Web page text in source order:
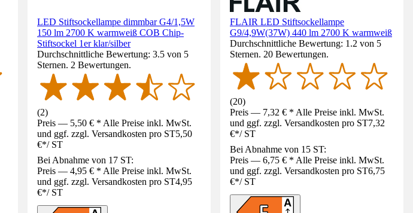
LED Stiftsockellampe dimmbar G4/1,5W
150 lm 2700 K warmweiß COB Chip-
Stiftsockel 1er klar/silber
Durchschnittliche Bewertung: 3.5 von 5
Sternen. 2 Bewertungen.
(2)
Preis — 5,50 € * Alle Preise inkl. MwSt.
und ggf. zzgl. Versandkosten pro ST5,50
€*/ ST
Bei Abnahme von 17 ST:
Preis — 4,95 € * Alle Preise inkl. MwSt.
und ggf. zzgl. Versandkosten pro ST4,95
€*/ ST
FLAIR LED Stiftsockellampe
G9/4,9W(37W) 440 lm 2700 K warmweiß
Durchschnittliche Bewertung: 1.2 von 5
Sternen. 20 Bewertungen.
(20)
Preis — 7,32 € * Alle Preise inkl. MwSt.
und ggf. zzgl. Versandkosten pro ST7,32
€*/ ST
Bei Abnahme von 15 ST:
Preis — 6,75 € * Alle Preise inkl. MwSt.
und ggf. zzgl. Versandkosten pro ST6,75
€*/ ST